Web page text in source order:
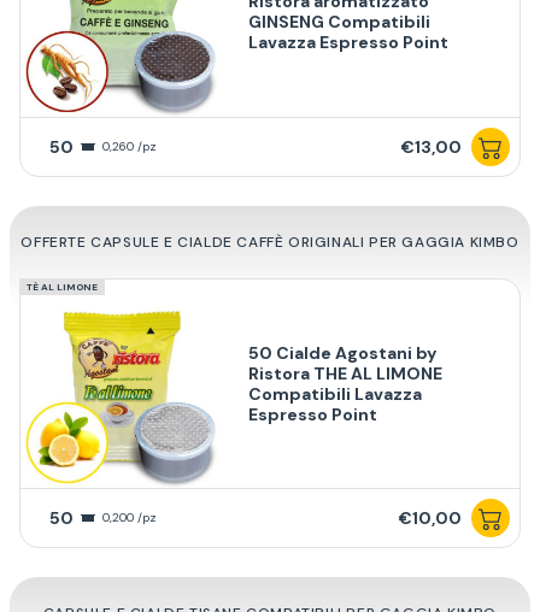
GINSENG Compatibili
Lavazza Espresso Point
50 0,260 /pz €13,00
OFFERTE CAPSULE E CIALDE CAFFÈ ORIGINALI PER GAGGIA KIMBO
TÈ AL LIMONE
50 Cialde Agostani by
Ristora THE AL LIMONE
Compatibili Lavazza
Espresso Point
50 0,200 /pz €10,00